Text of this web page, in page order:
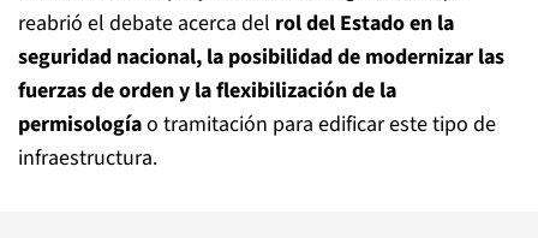
reabrió el debate acerca del rol del Estado en la
seguridad nacional, la posibilidad de modernizar las
fuerzas de orden y la flexibilización de la
permisologíao tramitación para edificar este tipo de
infraestructura.